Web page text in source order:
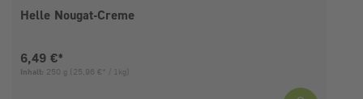
Helle Nougat-Creme
Aktueller Preis:
6,49 €*
Inhalt: 250 g (25,96 €* / 1kg)